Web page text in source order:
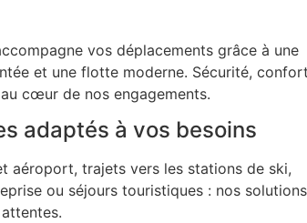
vos déplacements grâce à une
et une flotte moderne. Sécurité,
cœur de nos engagements.
adaptés à vos besoins
aéroport, trajets vers les stations de ski,
ou séjours touristiques : nos solutions